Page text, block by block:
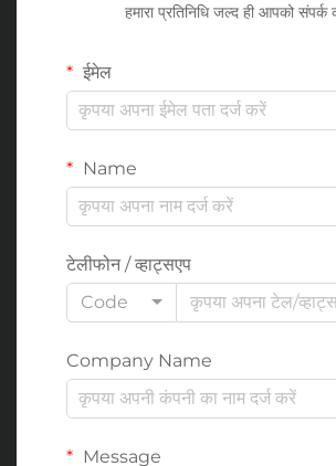
हमारा प्रतिनिधि जल्द ही आपको संपर्क
ईमेल
Name
टेलीफोन / व्हाट्सएप
Code
Company Name
Message